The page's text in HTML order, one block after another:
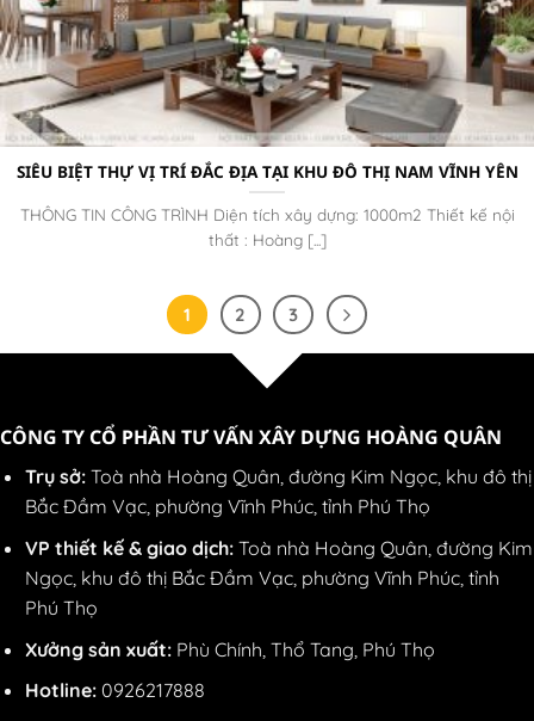
SIÊU BIỆT THỰ VỊ TRÍ ĐẮC ĐỊA TẠI KHU ĐÔ THỊ NAM VĨNH YÊN
THÔNG TIN CÔNG TRÌNH Diện tích xây dựng: 1000m2 Thiết kế nội
thất : Hoàng [...]
1 2 3
CÔNG TY CỔ PHẦN TƯ VẤN XÂY DỰNG HOÀNG QUÂN
Trụ sở:Toà nhà Hoàng Quân, đường Kim Ngọc, khu đô thị
Bắc Đầm Vạc, phường Vĩnh Phúc, tỉnh Phú Thọ
VP thiết kế & giao dịch:Toà nhà Hoàng Quân, đường Kim
Ngọc, khu đô thị Bắc Đầm Vạc, phường Vĩnh Phúc, tỉnh
Phú Thọ
Xưởng sản xuất:Phù Chính, Thổ Tang, Phú Thọ
Hotline: 0926217888